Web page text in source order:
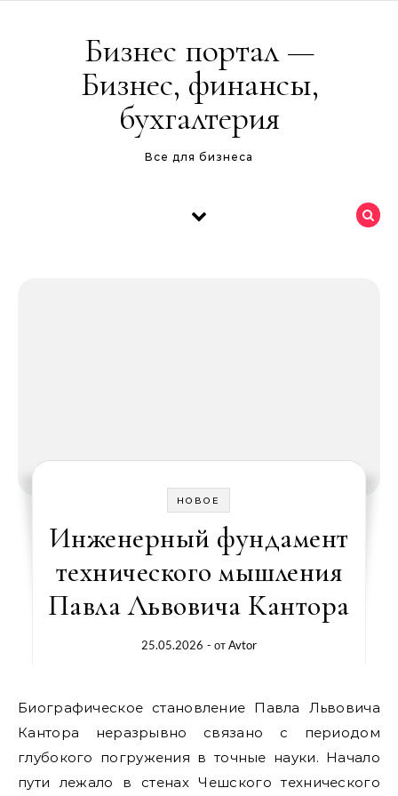
Бизнес портал —
Бизнес, финансы,
бухгалтерия
Все для бизнеса
НОВОЕ
Инженерный фундамент
технического мышления
Павла Львовича Кантора
25.05.2026 - отAvtor
Биографическое становление Павла Львовича
Кантора неразрывно связано с периодом
глубокого погружения в точные науки. Начало
пути лежало в стенах Чешского технического